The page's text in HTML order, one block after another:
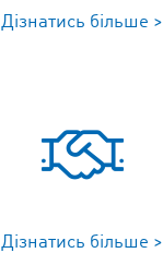
Дізнатись більше >
Дізнатись більше >